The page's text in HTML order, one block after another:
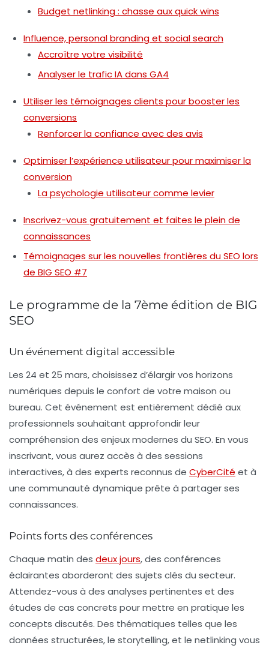
Budget netlinking : chasse aux quick wins
Influence, personal branding et social search
Accroître votre visibilité
Analyser le trafic IA dans GA4
Utiliser les témoignages clients pour booster les
conversions
Renforcer la confiance avec des avis
Optimiser l’expérience utilisateur pour maximiser la
conversion
La psychologie utilisateur comme levier
Inscrivez-vous gratuitement et faites le plein de
connaissances
Témoignages sur les nouvelles frontières du SEO lors
de BIG SEO #7
Le programme de la 7ème édition de BIG
SEO
Un événement digital accessible
Les 24 et 25 mars, choisissez d’élargir vos horizons
numériques depuis le confort de votre maison ou
bureau. Cet événement est entièrement dédié aux
professionnels souhaitant approfondir leur
compréhension des enjeux modernes du SEO. En vous
inscrivant, vous aurez accès à des sessions
interactives, à des experts reconnus de CyberCité et à
une communauté dynamique prête à partager ses
connaissances.
Points forts des conférences
Chaque matin des deux jours, des conférences
éclairantes aborderont des sujets clés du secteur.
Attendez-vous à des analyses pertinentes et des
études de cas concrets pour mettre en pratique les
concepts discutés. Des thématiques telles que les
données structurées, le storytelling, et le netlinking vous